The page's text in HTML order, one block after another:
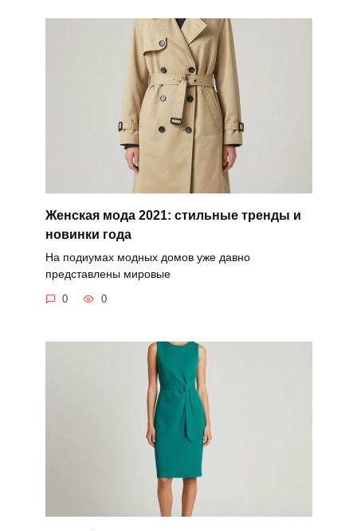
Женская мода 2021: стильные тренды и
новинки года
На подиумах модных домов уже давно
представлены мировые
0 0